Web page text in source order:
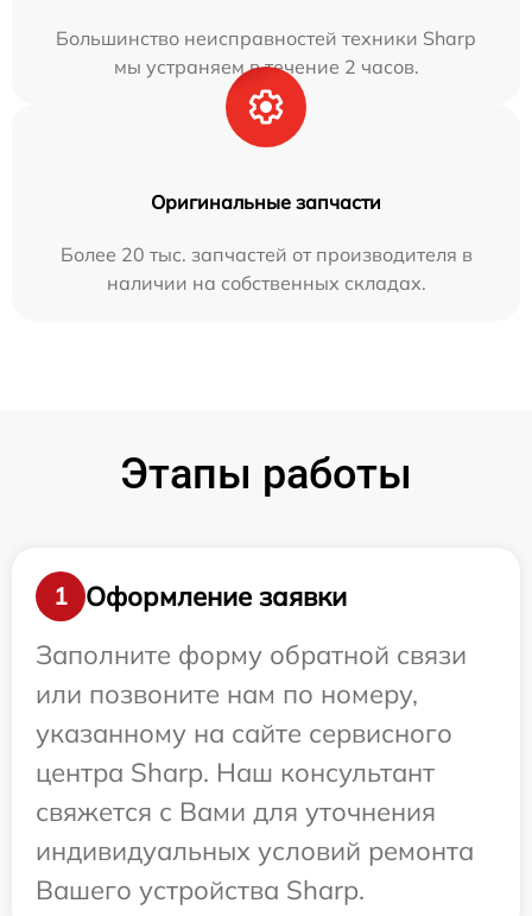
Большинство неисправностей техники Sharp
мы устраняем в течение 2 часов.
Оригинальные запчасти
Более 20 тыс. запчастей от производителя в
наличии на собственных складах.
Этапы работы
1
Оформление заявки
Заполните форму обратной связи
или позвоните нам по номеру,
указанному на сайте сервисного
центра Sharp. Наш консультант
свяжется с Вами для уточнения
индивидуальных условий ремонта
Вашего устройства Sharp.